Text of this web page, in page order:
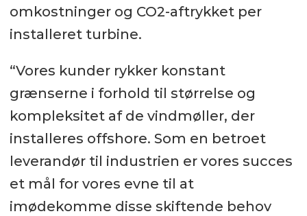
omkostninger og CO2-aftrykket per
installeret turbine.
“Vores kunder rykker konstant
grænserne i forhold til størrelse og
kompleksitet af de vindmøller, der
installeres offshore. Som en betroet
leverandør til industrien er vores succes
et mål for vores evne til at
imødekomme disse skiftende behov